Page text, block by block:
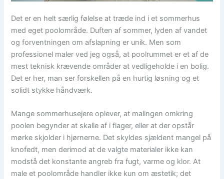
Det er en helt særlig følelse at træde ind i et sommerhus
med eget poolområde. Duften af sommer, lyden af vandet
og forventningen om afslapning er unik. Men som
professionel maler ved jeg også, at poolrummet er et af de
mest teknisk krævende områder at vedligeholde i en bolig.
Det er her, man ser forskellen på en hurtig løsning og et
solidt stykke håndværk.
Mange sommerhusejere oplever, at malingen omkring
poolen begynder at skalle af i flager, eller at der opstår
mørke skjolder i hjørnerne. Det skyldes sjældent mangel på
knofedt, men derimod at de valgte materialer ikke kan
modstå det konstante angreb fra fugt, varme og klor. At
male et poolområde handler ikke kun om æstetik; det